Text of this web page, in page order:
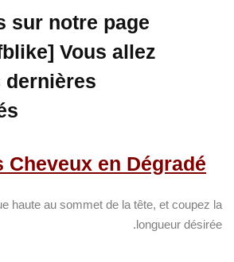
sur notre page
Vous allez
dernières
Cheveux en Dégradé:
haute au sommet de la tête, et coupez la
longueur désirée.